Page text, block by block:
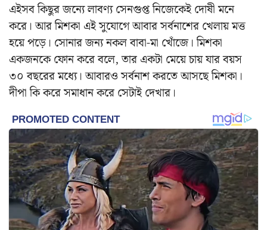
এইসব কিছুর জন্যে লাবণ্য সেনগুপ্ত নিজেকেই দোষী মনে
করে। আর মিশকা এই সুযোগে আবার সর্বনাশের খেলায় মত্ত
হয়ে পড়ে। সোনার জন্য নকল বাবা-মা খোঁজে। মিশকা
একজনকে ফোন করে বলে, তার একটা মেয়ে চায় যার বয়স
৩০ বছরের মধ্যে। আবারও সর্বনাশ করতে আসছে মিশকা।
দীপা কি করে সমাধান করে সেটাই দেখার।